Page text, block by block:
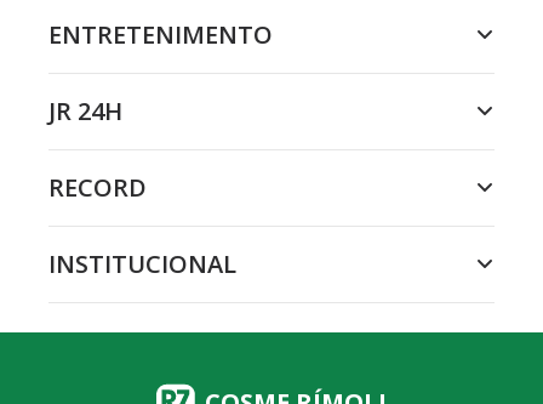
ENTRETENIMENTO
JR 24H
RECORD
INSTITUCIONAL